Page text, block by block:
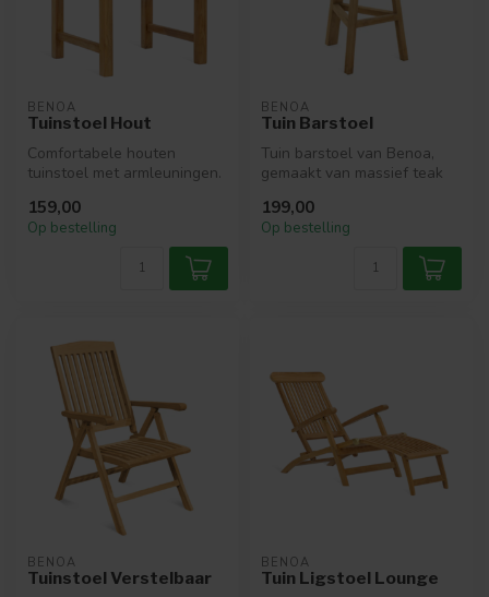
BENOA
Tuinstoel Hout
Comfortabele houten
tuinstoel met armleuningen.
voor t...
159,00
Op bestelling
BENOA
Tuin Barstoel
Tuin barstoel van Benoa,
gemaakt van massief teak
geschik...
199,00
Op bestelling
BENOA
Tuinstoel Verstelbaar
BENOA
Tuin Ligstoel Lounge